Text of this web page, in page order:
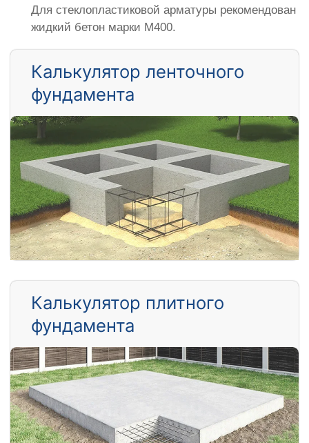
Для стеклопластиковой арматуры рекомендован
жидкий бетон марки М400.
Калькулятор ленточного
фундамента
Калькулятор плитного
фундамента